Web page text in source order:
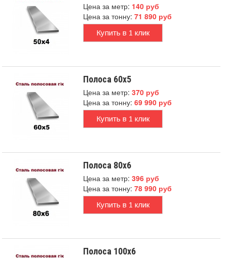
Цена за метр: 140 руб
Цена за тонну:71 890 руб
Купить в 1 клик
Полоса 60x5
Цена за метр:370 руб
Цена за тонну:69 990 руб
Купить в 1 клик
Полоса 80x6
Цена за метр:396 руб
Цена за тонну:78 990 руб
Купить в 1 клик
Полоса 100x6